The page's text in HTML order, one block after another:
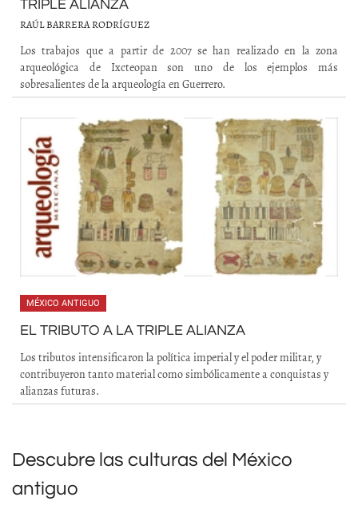
TRIPLE ALIANZA
RAÚL BARRERA RODRÍGUEZ
Los trabajos que a partir de 2007 se han realizado en la zona
arqueológica de Ixcteopan son uno de los ejemplos más
sobresalientes de la arqueología en Guerrero.
MÉXICO ANTIGUO
EL TRIBUTO A LA TRIPLE ALIANZA
Los tributos intensificaron la política imperial y el poder militar, y
contribuyeron tanto material como simbólicamente a conquistas y
alianzas futuras.
Descubre las culturas del México
antiguo